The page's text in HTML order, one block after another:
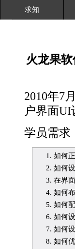
求知
火龙果
2010年7
户界面UI
学员需求
如何
如何
在界
如何
如何
如何
如何
如何